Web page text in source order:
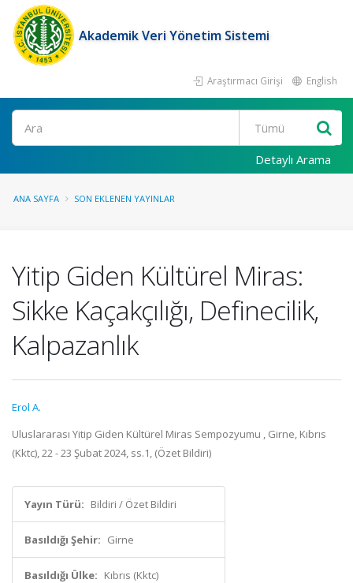
Akademik Veri Yönetim Sistemi
Araştırmacı Girişi English
Ara
Detaylı Arama
ANA SAYFA SON EKLENEN YAYINLAR
Yitip Giden Kültürel Miras:
Sikke Kaçakçılığı, Definecilik,
Kalpazanlık
Erol A.
Uluslararası Yitip Giden Kültürel Miras Sempozyumu , Girne, Kıbrıs
(Kktc), 22 - 23 Şubat 2024, ss.1, (Özet Bildiri)
Yayın Türü: Bildiri / Özet Bildiri
Basıldığı Şehir: Girne
Basıldığı Ülke: Kıbrıs (Kktc)